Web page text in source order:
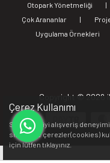
Otopark Yönetmeliği |
Çok Arananlar
|
Uygulama Örnekleri
Copyright © 2026
Çerez Kullanımı
Sizlere en iyi alışveriş
sitemizde çerezler(cookies)
için lütfen tıklayınız.